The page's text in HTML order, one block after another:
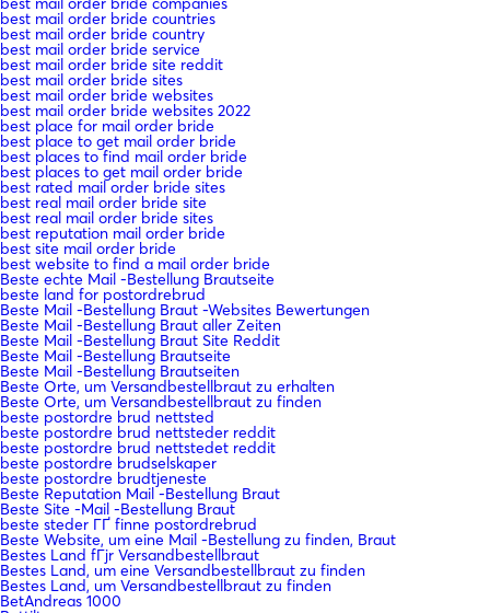
best mail order bride countries
best mail order bride country
best mail order bride service
best mail order bride site reddit
best mail order bride sites
best mail order bride websites
best mail order bride websites 2022
best place for mail order bride
best place to get mail order bride
best places to find mail order bride
best places to get mail order bride
best rated mail order bride sites
best real mail order bride site
best real mail order bride sites
best reputation mail order bride
best site mail order bride
best website to find a mail order bride
Beste echte Mail -Bestellung Brautseite
beste land for postordrebrud
Beste Mail -Bestellung Braut -Websites Bewertungen
Beste Mail -Bestellung Braut aller Zeiten
Beste Mail -Bestellung Braut Site Reddit
Beste Mail -Bestellung Brautseite
Beste Mail -Bestellung Brautseiten
Beste Orte, um Versandbestellbraut zu erhalten
Beste Orte, um Versandbestellbraut zu finden
beste postordre brud nettsted
beste postordre brud nettsteder reddit
beste postordre brud nettstedet reddit
beste postordre brudselskaper
beste postordre brudtjeneste
Beste Reputation Mail -Bestellung Braut
Beste Site -Mail -Bestellung Braut
beste steder ГҐ finne postordrebrud
Beste Website, um eine Mail -Bestellung zu finden, Braut
Bestes Land fГјr Versandbestellbraut
Bestes Land, um eine Versandbestellbraut zu finden
Bestes Land, um Versandbestellbraut zu finden
BetAndreas 1000